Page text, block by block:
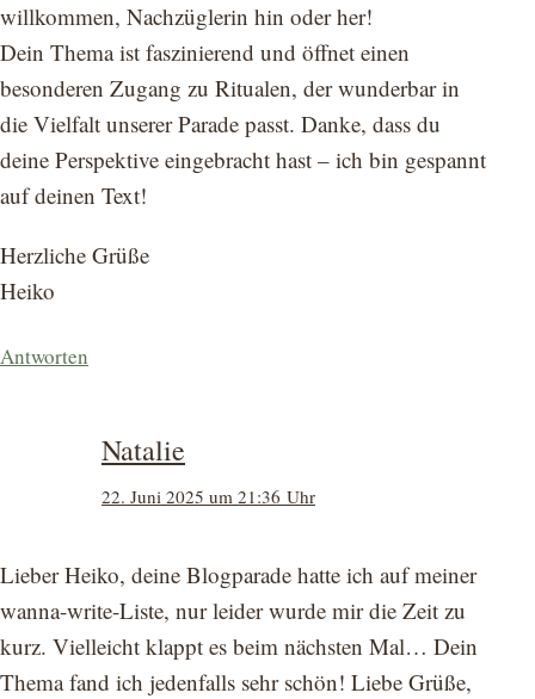
willkommen, Nachzüglerin hin oder her!
Dein Thema ist faszinierend und öffnet einen
besonderen Zugang zu Ritualen, der wunderbar in
die Vielfalt unserer Parade passt. Danke, dass du
deine Perspektive eingebracht hast – ich bin gespannt
auf deinen Text!
Herzliche Grüße
Heiko
Antworten
Natalie
22. Juni 2025 um 21:36 Uhr
Lieber Heiko, deine Blogparade hatte ich auf meiner
wanna-write-Liste, nur leider wurde mir die Zeit zu
kurz. Vielleicht klappt es beim nächsten Mal… Dein
Thema fand ich jedenfalls sehr schön! Liebe Grüße,